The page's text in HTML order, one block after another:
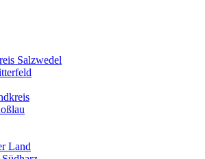
Salzwedel
Land